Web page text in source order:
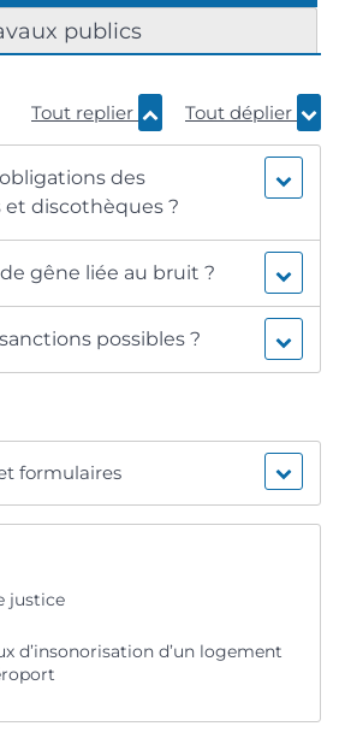
publics
Tout replier Tout déplier
des
et discothèques ?
gêne liée au bruit ?
possibles ?
formulaires
justice
d’insonorisation d’un logement